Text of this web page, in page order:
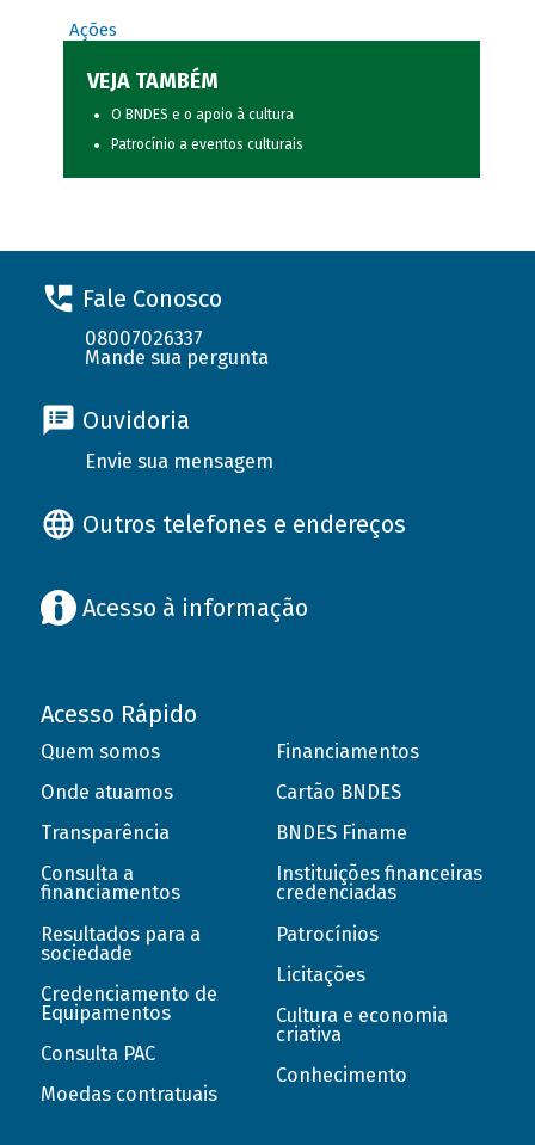
Ações
VEJA TAMBÉM
O BNDES e o apoio à cultura
Patrocínio a eventos culturais
Fale Conosco
08007026337
Mande sua pergunta
Ouvidoria
Envie sua mensagem
Outros telefones e endereços
Acesso à informação
Acesso Rápido
Quem somos
Onde atuamos
Transparência
Consulta a
financiamentos
Resultados para a
sociedade
Credenciamento de
Equipamentos
Consulta PAC
Moedas contratuais
Financiamentos
Cartão BNDES
BNDES Finame
Instituições financeiras
credenciadas
Patrocínios
Licitações
Cultura e economia
criativa
Conhecimento